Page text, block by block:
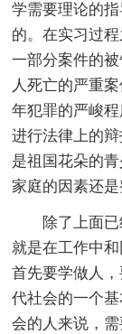
学需要理论的
的。在实习过
一部分案件的
人死亡的严重
年犯罪的严峻
进行法律上的
是祖国花朵的
家庭的因素还
除了上面
就是在工作中
首先要学做人
代社会的一个
会的人来说，